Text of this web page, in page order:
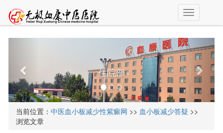
T
o
g
l
e
n
a
v
i
g
住院部
当前位置：中医血小板减少性紫癜网 >> 血小板减少答疑 >>
浏览文章